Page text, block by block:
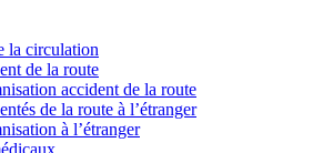
la circulation
de la route
accident de la route
de la route à l’étranger
à l’étranger